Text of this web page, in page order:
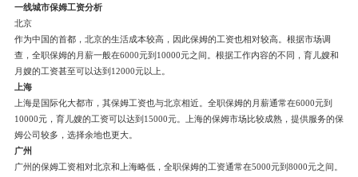
一线城市保姆工资分析
北京
作为中国的首都，北京的生活成本较高，因此保姆的工资也相对较高。根据市场调
查，全职保姆的月薪一般在6000元到10000元之间。根据工作内容的不同，育儿嫂和
月嫂的工资甚至可以达到12000元以上。
上海
上海是国际化大都市，其保姆工资也与北京相近。全职保姆的月薪通常在6000元到
10000元，育儿嫂的工资可以达到15000元。上海的保姆市场比较成熟，提供服务的保
姆公司较多，选择余地也更大。
广州
广州的保姆工资相对北京和上海略低，全职保姆的工资通常在5000元到8000元之间。